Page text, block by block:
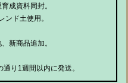
成資料同封。
ンド土使用。
新商品追加。
り1週間以内に発送。